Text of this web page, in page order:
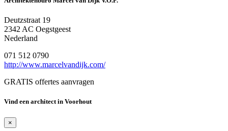
Deutzstraat 19
2342 AC Oegstgeest
Nederland
071 512 0790
http://www.marcelvandijk.com/
GRATIS offertes aanvragen
Vind een architect in Voorhout
×